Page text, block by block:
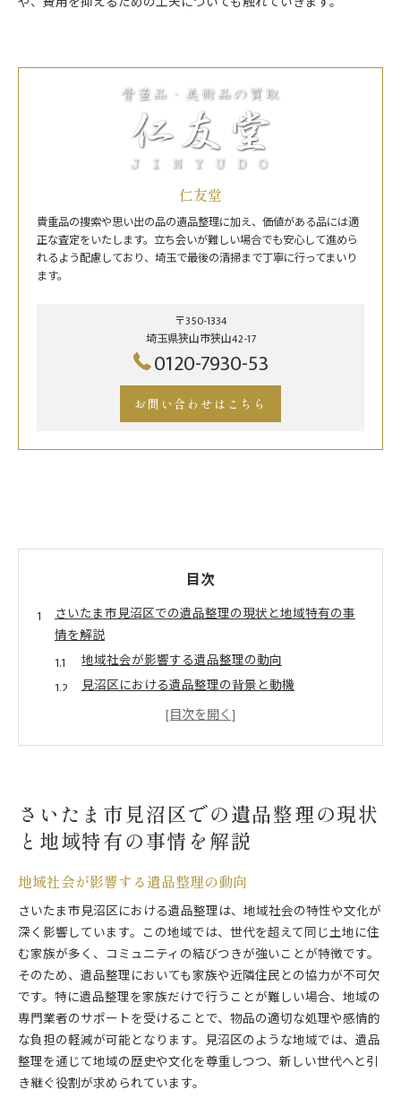
仁友堂
貴重品の捜索や思い出の品の遺品整理に加え、価値がある品には適
正な査定をいたします。立ち会いが難しい場合でも安心して進めら
れるよう配慮しており、埼玉で最後の清掃まで丁寧に行ってまいり
ます。
〒350-1334
埼玉県狭山市狭山42-17
0120-7930-53
お問い合わせはこちら
目次
さいたま市見沼区での遺品整理の現状と地域特有の事
情を解説
地域社会が影響する遺品整理の動向
見沼区における遺品整理の背景と動機
地域住民の声から見る遺品整理の実情
感情的負担を軽減する遺品整理プロの役割とは
遺族支援に特化したプロのアプローチ
遺品整理での心理的ケアの重要性
専門家による心のケアの実例
遺族の感情を尊重する整理手法
プロの介入で安心感を提供
見沼区における遺品整理費用の具体例と節約テクニッ
ク
一般的な遺品整理費用の内訳
費用を抑えるための具体的な方法
地域特有のコスト要因と対策
さいたま市見沼区での遺品整理の現状
と地域特有の事情を解説
地域社会が影響する遺品整理の動向
さいたま市見沼区における遺品整理は、地域社会の特性や文化が
深く影響しています。この地域では、世代を超えて同じ土地に住
む家族が多く、コミュニティの結びつきが強いことが特徴です。
そのため、遺品整理においても家族や近隣住民との協力が不可欠
です。特に遺品整理を家族だけで行うことが難しい場合、地域の
専門業者のサポートを受けることで、物品の適切な処理や感情的
な負担の軽減が可能となります。見沼区のような地域では、遺品
整理を通じて地域の歴史や文化を尊重しつつ、新しい世代へと引
き継ぐ役割が求められています。